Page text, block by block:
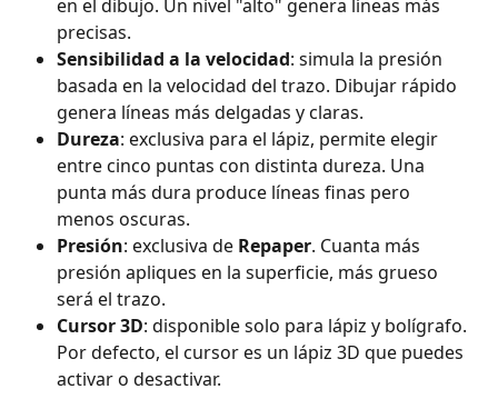
en el dibujo. Un nivel "alto" genera líneas más
precisas.
Sensibilidad a la velocidad: simula la presión
basada en la velocidad del trazo. Dibujar rápido
genera líneas más delgadas y claras.
Dureza: exclusiva para el lápiz, permite elegir
entre cinco puntas con distinta dureza. Una
punta más dura produce líneas finas pero
menos oscuras.
Presión: exclusiva de Repaper. Cuanta más
presión apliques en la superficie, más grueso
será el trazo.
Cursor 3D: disponible solo para lápiz y bolígrafo.
Por defecto, el cursor es un lápiz 3D que puedes
activar o desactivar.